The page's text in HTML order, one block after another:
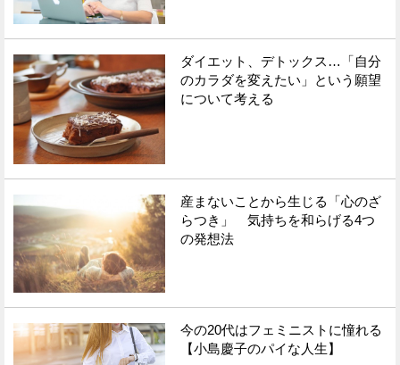
ダイエット、デトックス…「自分
のカラダを変えたい」という願望
について考える
産まないことから生じる「心のざ
らつき」 気持ちを和らげる4つ
の発想法
今の20代はフェミニストに憧れる
【小島慶子のパイな人生】